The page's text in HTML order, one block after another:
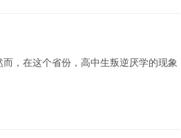
，在这个省份，高中生叛逆厌学的现象